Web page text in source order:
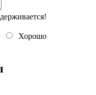
Хорошо